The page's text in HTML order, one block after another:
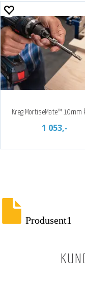
Kreg MortiseMate™ 10mm
1 053,-
Produsent1